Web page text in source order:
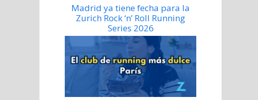
Madrid ya tiene fecha para la
Zurich Rock ‘n’ Roll Running
Series 2026